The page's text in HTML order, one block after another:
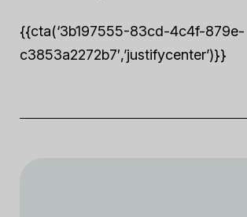
{{cta(‘3b197555-83cd-4c4f-879e-
c3853a2272b7′,’justifycenter’)}}